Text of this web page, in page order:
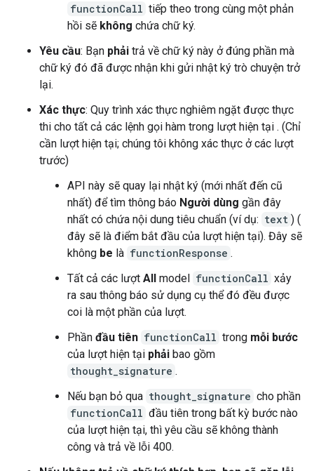
functionCall tiếp theo trong cùng một phản
hồi sẽ không chứa chữ ký.
Yêu cầu: Bạn phải trả về chữ ký này ở đúng phần mà
chữ ký đó đã được nhận khi gửi nhật ký trò chuyện trở
lại.
Xác thực: Quy trình xác thực nghiêm ngặt được thực
thi cho tất cả các lệnh gọi hàm trong lượt hiện tại . (Chỉ
cần lượt hiện tại; chúng tôi không xác thực ở các lượt
trước)
API này sẽ quay lại nhật ký (mới nhất đến cũ
nhất) để tìm thông báo Người dùng gần đây
nhất có chứa nội dung tiêu chuẩn (ví dụ: text ) (
đây sẽ là điểm bắt đầu của lượt hiện tại). Đây sẽ
không be là functionResponse .
Tất cả các lượt All model functionCall xảy
ra sau thông báo sử dụng cụ thể đó đều được
coi là một phần của lượt.
Phần đầu tiên functionCall trong mỗi bước
của lượt hiện tại phải bao gồm
thought_signature .
Nếu bạn bỏ qua thought_signature cho phần
functionCall đầu tiên trong bất kỳ bước nào
của lượt hiện tại, thì yêu cầu sẽ không thành
công và trả về lỗi 400.